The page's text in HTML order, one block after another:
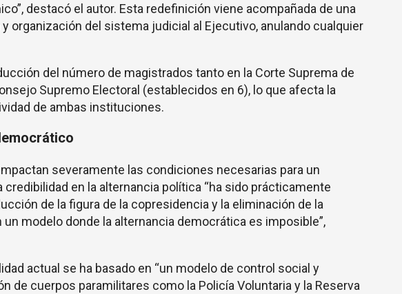
destacó el autor. Esta redefinición viene acompañada de una
organización del sistema judicial al Ejecutivo, anulando cualquier
del número de magistrados tanto en la Corte Suprema de
Supremo Electoral (establecidos en 6), lo que afecta la
de ambas instituciones.
severamente las condiciones necesarias para un
en la alternancia política “ha sido prácticamente
de la figura de la copresidencia y la eliminación de la
modelo donde la alternancia democrática es imposible”,
actual se ha basado en “un modelo de control social y
de cuerpos paramilitares como la Policía Voluntaria y la Reserva